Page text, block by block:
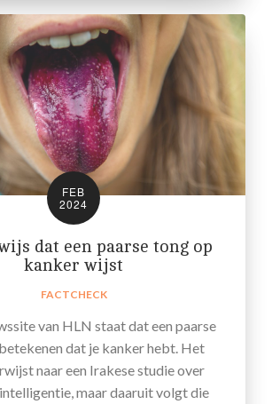
FEB
2024
dat een paarse tong op
kanker wijst
FACTCHECK
van HLN staat dat een paarse
dat je kanker hebt. Het
naar een Irakese studie over
maar daaruit volgt die